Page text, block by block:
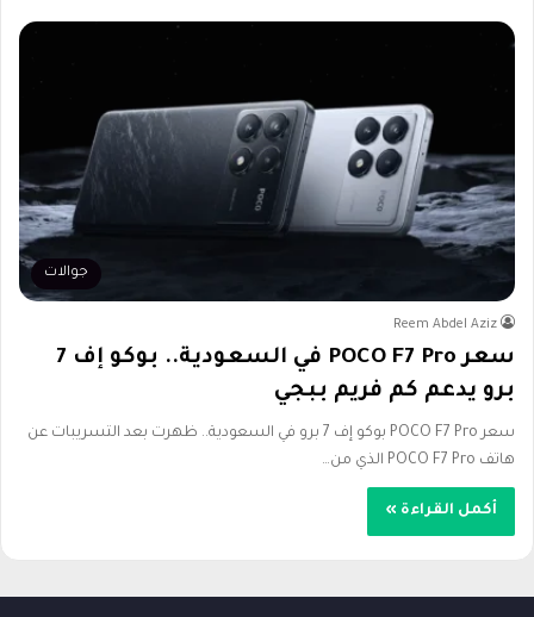
جوالات
Reem Abdel Aziz
سعر POCO F7 Pro في السعودية.. بوكو إف 7
برو يدعم كم فريم ببجي
سعر POCO F7 Pro بوكو إف 7 برو في السعودية.. ظهرت بعد التسريبات عن
هاتف POCO F7 Pro الذي من…
أكمل القراءة »